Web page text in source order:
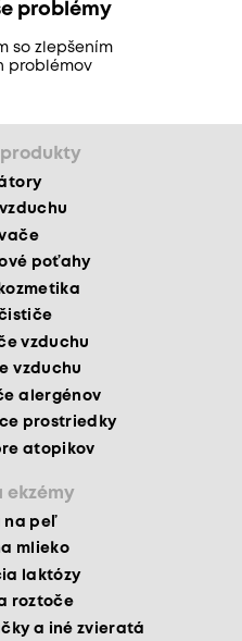
problémy
so zlepšením
problémov
poťahy
vzduchu
vzduchu
alergénov
prostriedky
atopikov
ekzémy
na peľ
mlieko
laktózy
roztoče
a iné zvieratá